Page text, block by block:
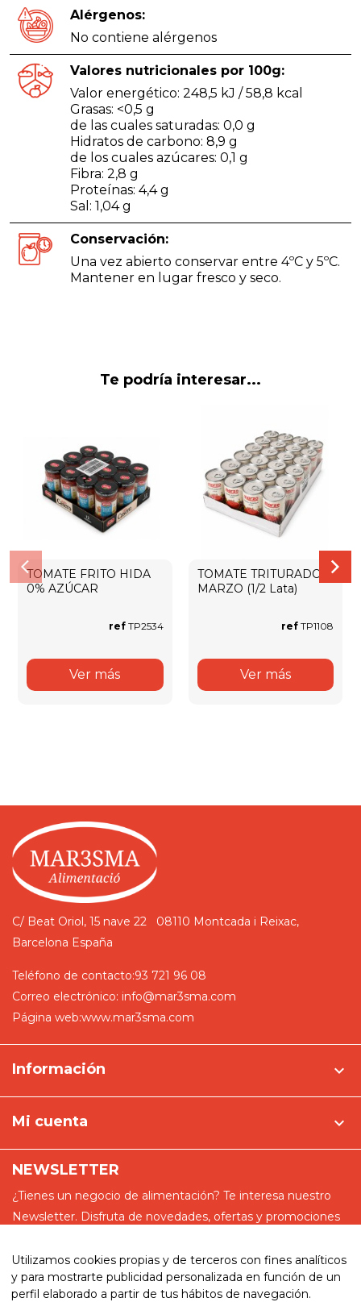
Alérgenos:
No contiene alérgenos
Valores nutricionales por 100g:
Valor energético: 248,5 kJ / 58,8 kcal
Grasas: <0,5 g
de las cuales saturadas: 0,0 g
Hidratos de carbono: 8,9 g
de los cuales azúcares: 0,1 g
Fibra: 2,8 g
Proteínas: 4,4 g
Sal: 1,04 g
Conservación:
Una vez abierto conservar entre 4ºC y 5ºC.
Mantener en lugar fresco y seco.
Te podría interesar...
TOMATE FRITO HIDA
0% AZÚCAR
refTP2534
Ver más
TOMATE TRITURADO
MARZO (1/2 Lata)
ref TP1108
Ver más
C/ Beat Oriol, 15 nave 22
08110 Montcada i Reixac,
Barcelona España
Teléfono de contacto:93 721 96 08
Correo electrónico: info@mar3sma.com
Página web:www.mar3sma.com
Información 
Mi cuenta 
NEWSLETTER
¿Tienes un negocio de alimentación? Te interesa nuestro
Newsletter. Disfruta de novedades, ofertas y promociones
Utilizamos cookies propias y de terceros con fines analíticos
y para mostrarte publicidad personalizada en función de un
perfil elaborado a partir de tus hábitos de navegación.